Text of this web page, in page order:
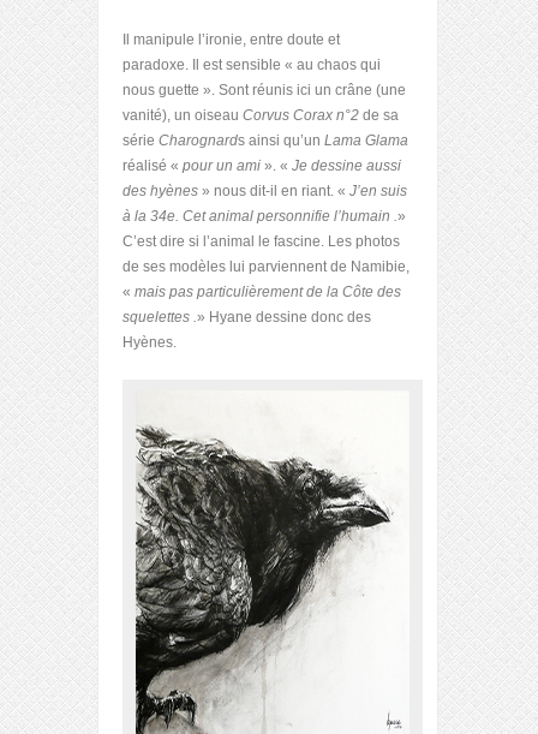
Il manipule l’ironie, entre doute et
paradoxe. Il est sensible « au chaos qui
nous guette ». Sont réunis ici un crâne (une
vanité), un oiseau Corvus Corax n°2 de sa
série Charognards ainsi qu’un Lama Glama
réalisé « pour un ami ». « Je dessine aussi
des hyènes » nous dit-il en riant. « J’en suis
à la 34e . Cet animal personnifie l’humain . »
C’est dire si l’animal le fascine. Les photos
de ses modèles lui parviennent de Namibie,
« mais pas particulièrement de la Côte des
squelettes . » Hyane dessine donc des
Hyènes.